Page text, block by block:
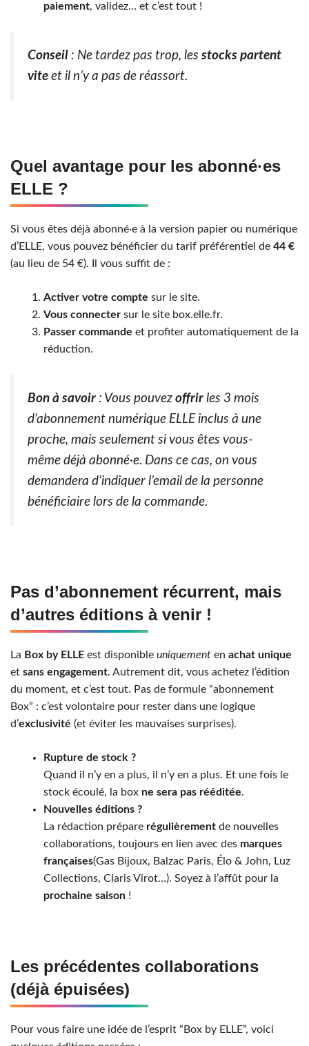
paiement, validez… et c’est tout !
Conseil : Ne tardez pas trop, les stocks partent
vite et il n’y a pas de réassort.
Quel avantage pour les abonné·es
ELLE ?
Si vous êtes déjà abonné·e à la version papier ou numérique
d’ELLE, vous pouvez bénéficier du tarif préférentiel de 44 €
(au lieu de 54 €). Il vous suffit de :
Activer votre compte sur le site.
Vous connecter sur le site box.elle.fr.
Passer commande et profiter automatiquement de la
réduction.
Bon à savoir : Vous pouvez offrir les 3 mois
d’abonnement numérique ELLE inclus à une
proche, mais seulement si vous êtes vous-
même déjà abonné·e. Dans ce cas, on vous
demandera d’indiquer l’email de la personne
bénéficiaire lors de la commande.
Pas d’abonnement récurrent, mais
d’autres éditions à venir !
La Box by ELLE est disponible uniquement en achat unique
et sans engagement. Autrement dit, vous achetez l’édition
du moment, et c’est tout. Pas de formule “abonnement
Box” : c’est volontaire pour rester dans une logique
d’exclusivité (et éviter les mauvaises surprises).
Rupture de stock ?
Quand il n’y en a plus, il n’y en a plus. Et une fois le
stock écoulé, la box ne sera pas rééditée.
Nouvelles éditions ?
La rédaction prépare régulièrement de nouvelles
collaborations, toujours en lien avec des marques
françaises(Gas Bijoux, Balzac Paris, Élo & John, Luz
Collections, Claris Virot…). Soyez à l’affût pour la
prochaine saison !
Les précédentes collaborations
(déjà épuisées)
Pour vous faire une idée de l’esprit “Box by ELLE”, voici